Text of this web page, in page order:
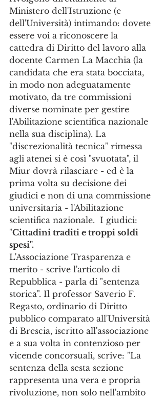
Ministero dell'Istruzione (e
dell'Università) intimando: dovete
essere voi a riconoscere la
cattedra di Diritto del lavoro alla
docente Carmen La Macchia (la
candidata che era stata bocciata,
in modo non adeguatamente
motivato, da tre commissioni
diverse nominate per gestire
l'Abilitazione scientifica nazionale
nella sua disciplina). La
"discrezionalità tecnica" rimessa
agli atenei si è così "svuotata", il
Miur dovrà rilasciare - ed è la
prima volta su decisione dei
giudici e non di una commissione
universitaria - l'Abilitazione
scientifica nazionale.  I giudici:
"Cittadini traditi e troppi soldi
spesi".
L'Associazione Trasparenza e
merito - scrive l'articolo di
Repubblica - parla di "sentenza
storica". Il professor Saverio F.
Regasto, ordinario di Diritto
pubblico comparato all'Università
di Brescia, iscritto all'associazione
e a sua volta in contenzioso per
vicende concorsuali, scrive: "La
sentenza della sesta sezione
rappresenta una vera e propria
rivoluzione, non solo nell'ambito